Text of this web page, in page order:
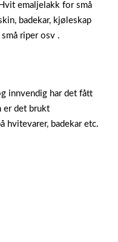
emaljelakk for små
badekar, kjøleskap
riper osv .
innvendig har det fått
er det brukt
hvitevarer, badekar etc.